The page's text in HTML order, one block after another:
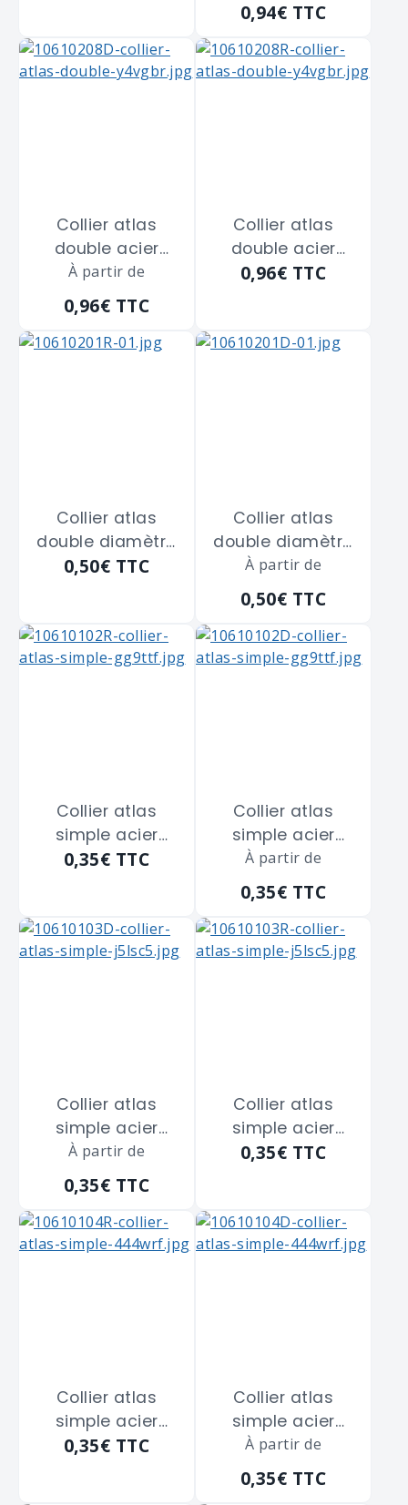
m/m
de diamètre 20
m/m
0,94€ TTC
Collier atlas
double acier
zingué blanc
SCELL-IT "CD22"
de diamètre 22
m/m
À partir de
0,96€ TTC
Collier atlas
double acier
zingué blanc
m/m
0,96€ TTC
Collier atlas
double diamètre
8
0,50€ TTC
Collier atlas
double diamètre
8
À partir de
0,50€ TTC
Collier atlas
simple acier
zingué blanc
m/m
0,35€ TTC
Collier atlas
simple acier
zingué blanc
SCELL-IT "CS08"
de diamètre 8
m/m
À partir de
0,35€ TTC
Collier atlas
simple acier
zingué blanc
SCELL-IT "CS10" de
diamètre 10 m/m
À partir de
0,35€ TTC
Collier atlas
simple acier
zingué blanc
0,35€ TTC
Collier atlas
simple acier
zingué blanc
0,35€ TTC
Collier atlas
simple acier
zingué blanc
SCELL-IT "CS12" de
diamètre 12 m/m
À partir de
0,35€ TTC